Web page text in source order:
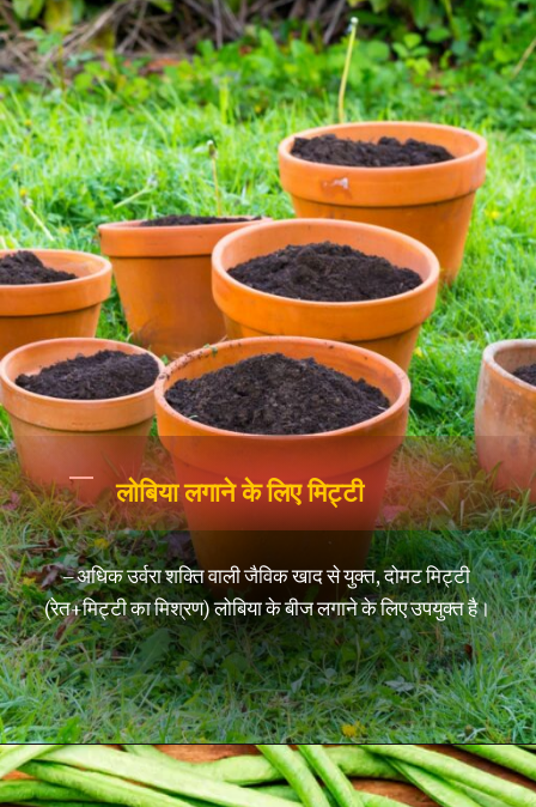
– अधिक उर्वरा शक्ति वाली जैविक खाद से युक्त, दोमट मिट्टी
(रेत+मिट्टी का मिश्रण) लोबिया के बीज लगाने के लिए उपयुक्त है।
लोबिया लगाने के लिए मिट्टी